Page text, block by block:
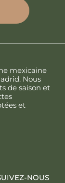
mexicaine
Nous
de saison et
et
NOUS